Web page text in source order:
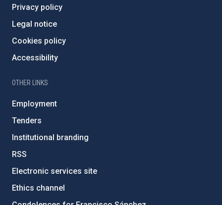
Privacy policy
Legal notice
Cookies policy
Accessibility
OTHER LINKS
Employment
Tenders
Institutional branding
RSS
Electronic services site
Ethics channel